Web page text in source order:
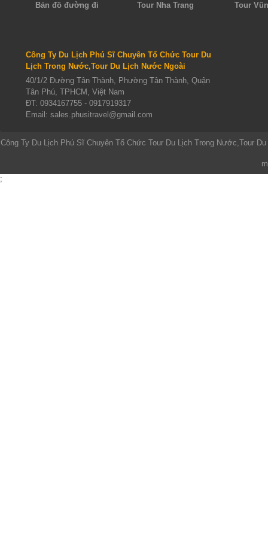
Bản đồ đường đi
Tour Nha Trang
Tour
Công Ty Du Lịch Phú Sĩ Chuyên Tổ Chức Tour Du
Lịch Trong Nước,Tour Du Lịch Nước Ngoài
40/1/2 Đường Tân Thành, Phường Tân Thành, Quận
Tân Phú, TPHCM, Việt Nam
ĐT: 0934167755 - 0917919317
Email: sales.phusitravel@gmail.com
Công Ty Du Lịch Phú Sĩ Chuyên Tổ Chức Tour Du Lịch Trong Nước,Tour
;